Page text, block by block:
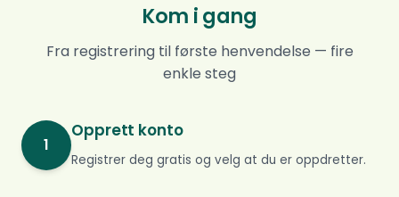
Kom i gang
Fra registrering til første henvendelse — fire
enkle steg
1
Opprett konto
Registrer deg gratis og velg at du er oppdretter.